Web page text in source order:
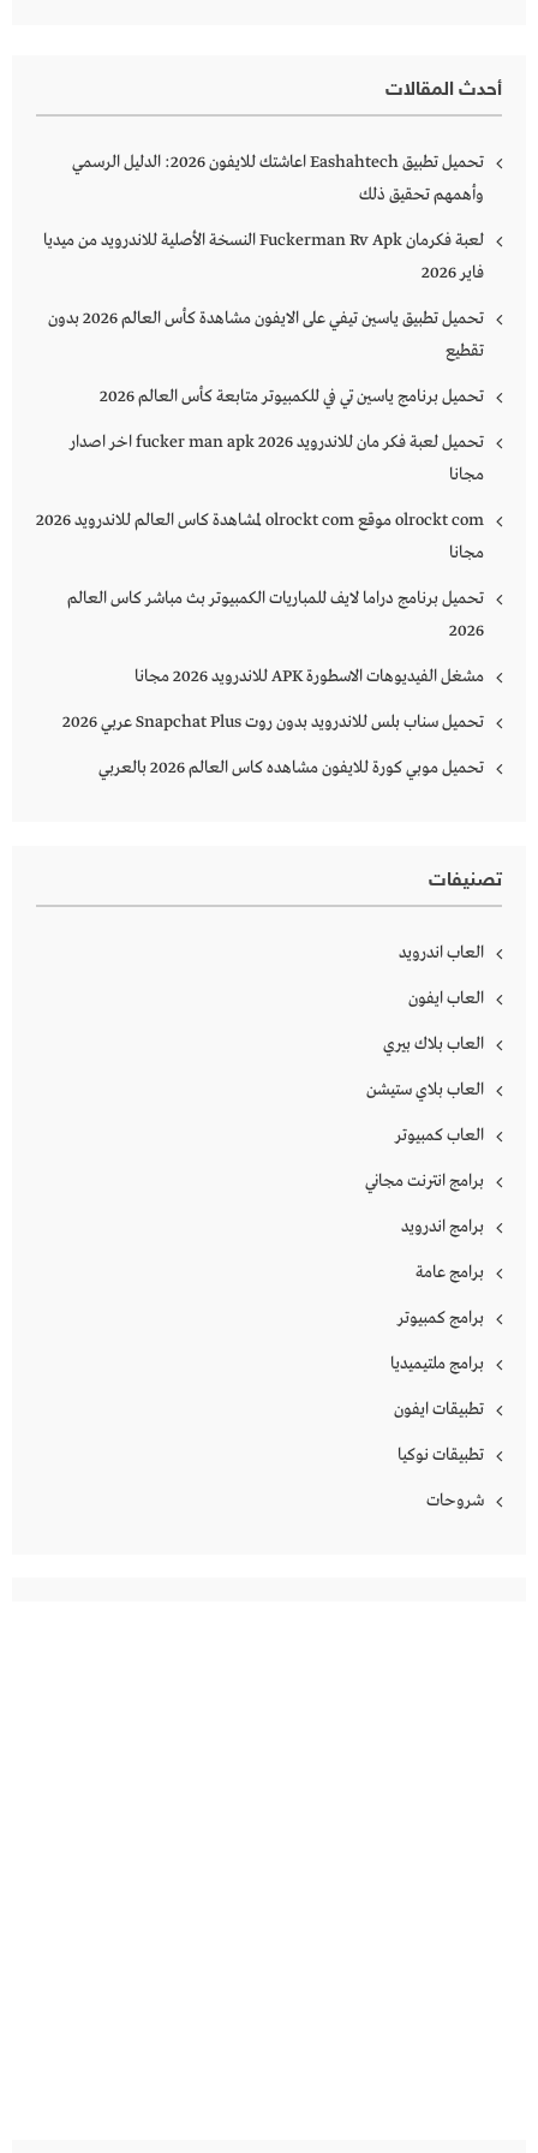
أحدث المقالات
تحميل تطبيق Eashahtech اعاشتك للايفون 2026: الدليل الرسمي
وأهمهم تحقيق ذلك
لعبة فكرمان Fuckerman Rv Apk النسخة الأصلية للاندرويد من ميديا
فاير 2026
تحميل تطبيق ياسين تيفي على الايفون مشاهدة كأس العالم 2026 بدون
تقطيع
تحميل برنامج ياسين تي في للكمبيوتر متابعة كأس العالم 2026
تحميل لعبة فكر مان للاندرويد 2026 fucker man apk اخر اصدار
مجانا
olrockt com موقع olrockt com لمشاهدة كاس العالم للاندرويد 2026
مجانا
تحميل برنامج دراما لايف للمباريات الكمبيوتر بث مباشر كاس العالم
2026
مشغل الفيديوهات الاسطورة APK للاندرويد 2026 مجانا
تحميل سناب بلس للاندرويد بدون روت Snapchat Plus‏ عربي 2026
تحميل موبي كورة للايفون مشاهده كاس العالم 2026 بالعربي
تصنيفات
العاب اندرويد
العاب ايفون
العاب بلاك بيري
العاب بلاي ستيشن
العاب كمبيوتر
برامج انترنت مجاني
برامج اندرويد
برامج عامة
برامج كمبيوتر
برامج ملتيميديا
تطبيقات ايفون
تطبيقات نوكيا
شروحات